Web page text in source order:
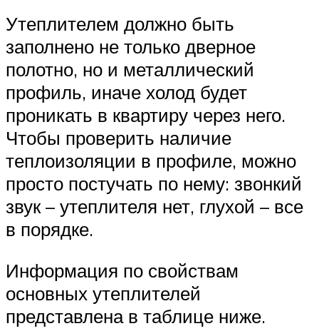
Утеплителем должно быть
заполнено не только дверное
полотно, но и металлический
профиль, иначе холод будет
проникать в квартиру через него.
Чтобы проверить наличие
теплоизоляции в профиле, можно
просто постучать по нему: звонкий
звук – утеплителя нет, глухой – все
в порядке.
Информация по свойствам
основных утеплителей
представлена в таблице ниже.